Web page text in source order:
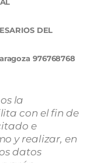
DEL
976768768
la
con el fin de
e
y realizar, en
datos